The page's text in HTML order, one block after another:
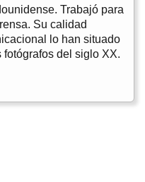
Trabajó para
Su calidad
lo han situado
del siglo XX.